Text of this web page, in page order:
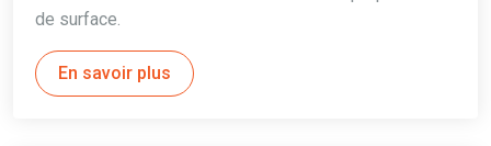
de surface.
En savoir plus